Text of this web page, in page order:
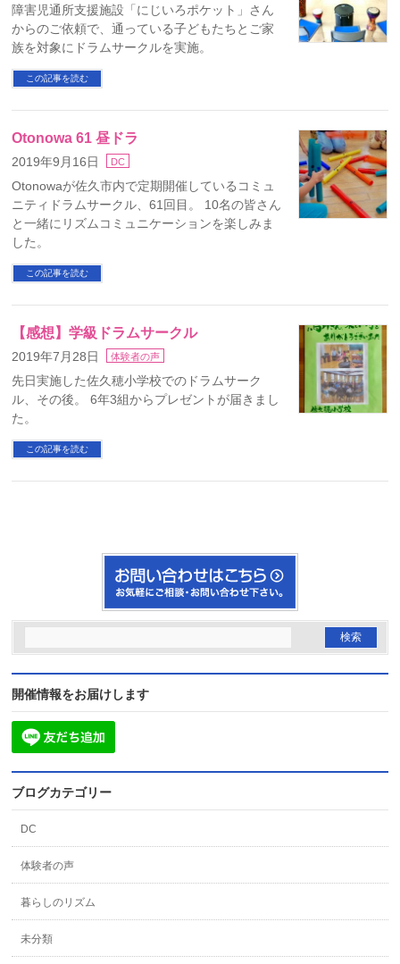
障害児通所支援施設「にじいろポケット」さん
からのご依頼で、通っている子どもたちとご家
族を対象にドラムサークルを実施。
この記事を読む
Otonowa 61 昼ドラ
2019年9月16日 DC
Otonowaが佐久市内で定期開催しているコミュ
ニティドラムサークル、61回目。 10名の皆さん
と一緒にリズムコミュニケーションを楽しみま
した。
この記事を読む
【感想】学級ドラムサークル
2019年7月28日 体験者の声
先日実施した佐久穂小学校でのドラムサーク
ル、その後。 6年3組からプレゼントが届きまし
た。
この記事を読む
開催情報をお届けします
ブログカテゴリー
DC
体験者の声
暮らしのリズム
未分類